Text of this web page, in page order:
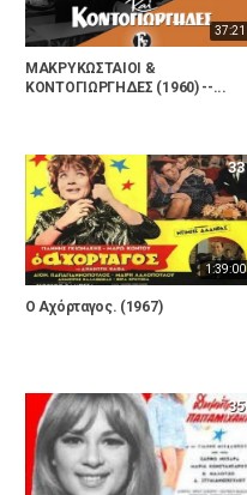
37:21
ΜΑΚΡΥΚΩΣΤΑΙΟΙ &
ΚΟΝΤΟΓΙΩΡΓΗΔΕΣ (1960) --...
1:39:00
33
Ο Αχόρταγος. (1967)
35